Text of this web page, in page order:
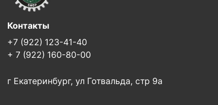
Контакты
+7 (922) 123-41-40
+ 7 (922) 160-80-00
г Екатеринбург, ул Готвальда, стр 9а